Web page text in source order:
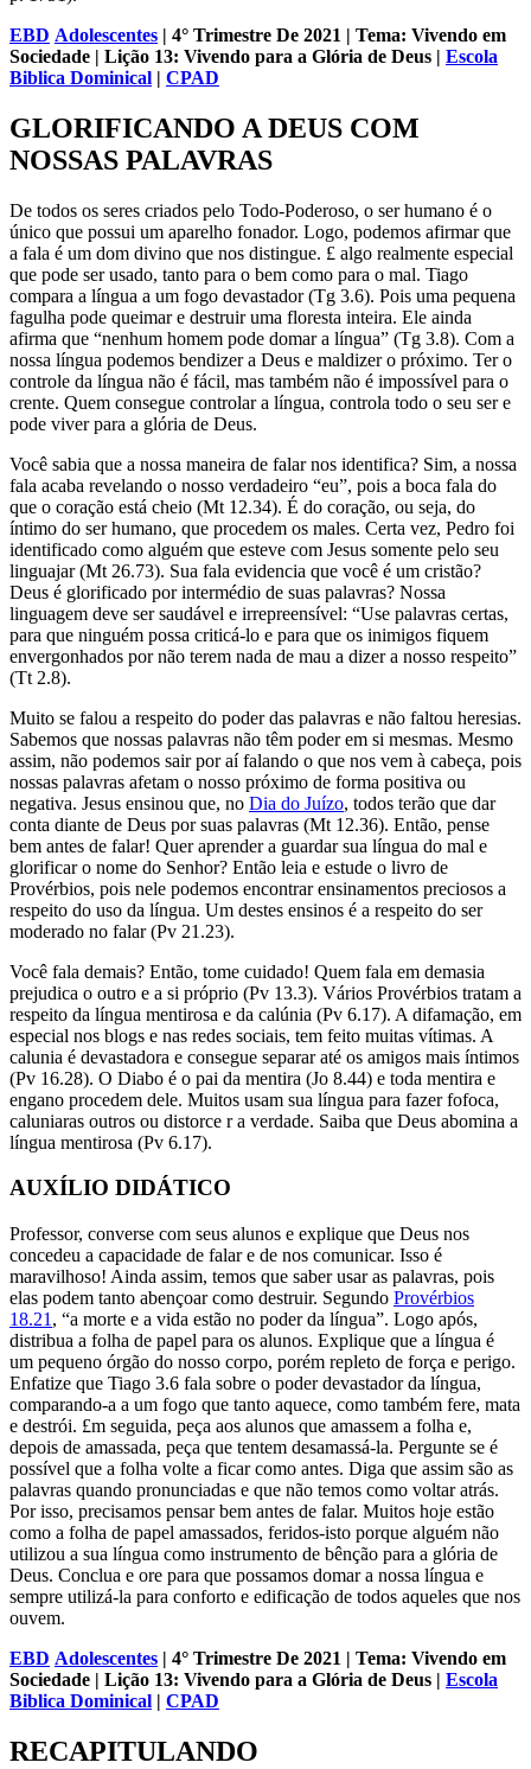
EBD Adolescentes | 4° Trimestre De 2021 | Tema: Vivendo em
Sociedade | Lição 13: Vivendo para a Glória de Deus | Escola
Biblica Dominical | CPAD
GLORIFICANDO A DEUS COM
NOSSAS PALAVRAS
De todos os seres criados pelo Todo-Poderoso, o ser humano é o
único que possui um aparelho fonador. Logo, podemos afirmar que
a fala é um dom divino que nos distingue. £ algo realmente especial
que pode ser usado, tanto para o bem como para o mal. Tiago
compara a língua a um fogo devastador (Tg 3.6). Pois uma pequena
fagulha pode queimar e destruir uma floresta inteira. Ele ainda
afirma que “nenhum homem pode domar a língua” (Tg 3.8). Com a
nossa língua podemos bendizer a Deus e maldizer o próximo. Ter o
controle da língua não é fácil, mas também não é impossível para o
crente. Quem consegue controlar a língua, controla todo o seu ser e
pode viver para a glória de Deus.
Você sabia que a nossa maneira de falar nos identifica? Sim, a nossa
fala acaba revelando o nosso verdadeiro “eu”, pois a boca fala do
que o coração está cheio (Mt 12.34). É do coração, ou seja, do
íntimo do ser humano, que procedem os males. Certa vez, Pedro foi
identificado como alguém que esteve com Jesus somente pelo seu
linguajar (Mt 26.73). Sua fala evidencia que você é um cristão?
Deus é glorificado por intermédio de suas palavras? Nossa
linguagem deve ser saudável e irrepreensível: “Use palavras certas,
para que ninguém possa criticá-lo e para que os inimigos fiquem
envergonhados por não terem nada de mau a dizer a nosso respeito”
(Tt 2.8).
Muito se falou a respeito do poder das palavras e não faltou heresias.
Sabemos que nossas palavras não têm poder em si mesmas. Mesmo
assim, não podemos sair por aí falando o que nos vem à cabeça, pois
nossas palavras afetam o nosso próximo de forma positiva ou
negativa. Jesus ensinou que, no Dia do Juízo, todos terão que dar
conta diante de Deus por suas palavras (Mt 12.36). Então, pense
bem antes de falar! Quer aprender a guardar sua língua do mal e
glorificar o nome do Senhor? Então leia e estude o livro de
Provérbios, pois nele podemos encontrar ensinamentos preciosos a
respeito do uso da língua. Um destes ensinos é a respeito do ser
moderado no falar (Pv 21.23).
Você fala demais? Então, tome cuidado! Quem fala em demasia
prejudica o outro e a si próprio (Pv 13.3). Vários Provérbios tratam a
respeito da língua mentirosa e da calúnia (Pv 6.17). A difamação, em
especial nos blogs e nas redes sociais, tem feito muitas vítimas. A
calunia é devastadora e consegue separar até os amigos mais íntimos
(Pv 16.28). O Diabo é o pai da mentira (Jo 8.44) e toda mentira e
engano procedem dele. Muitos usam sua língua para fazer fofoca,
caluniaras outros ou distorce r a verdade. Saiba que Deus abomina a
língua mentirosa (Pv 6.17).
AUXÍLIO DIDÁTICO
Professor, converse com seus alunos e explique que Deus nos
concedeu a capacidade de falar e de nos comunicar. Isso é
maravilhoso! Ainda assim, temos que saber usar as palavras, pois
elas podem tanto abençoar como destruir. Segundo Provérbios
18.21 , “a morte e a vida estão no poder da língua”. Logo após,
distribua a folha de papel para os alunos. Explique que a língua é
um pequeno órgão do nosso corpo, porém repleto de força e perigo.
Enfatize que Tiago 3.6 fala sobre o poder devastador da língua,
comparando-a a um fogo que tanto aquece, como também fere, mata
e destrói. £m seguida, peça aos alunos que amassem a folha e,
depois de amassada, peça que tentem desamassá-la. Pergunte se é
possível que a folha volte a ficar como antes. Diga que assim são as
palavras quando pronunciadas e que não temos como voltar atrás.
Por isso, precisamos pensar bem antes de falar. Muitos hoje estão
como a folha de papel amassados, feridos-isto porque alguém não
utilizou a sua língua como instrumento de bênção para a glória de
Deus. Conclua e ore para que possamos domar a nossa língua e
sempre utilizá-la para conforto e edificação de todos aqueles que nos
ouvem.
EBD Adolescentes | 4° Trimestre De 2021 | Tema: Vivendo em
Sociedade | Lição 13: Vivendo para a Glória de Deus | Escola
Biblica Dominical | CPAD
RECAPITULANDO